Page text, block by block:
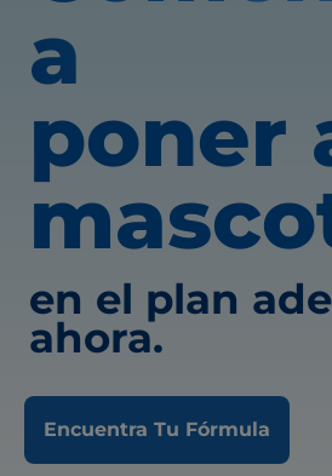
a
poner
en el plan
ahora.
Encuentra Tu Fórmula